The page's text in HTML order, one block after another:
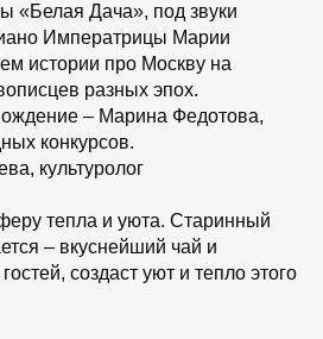
«Белая Дача», под звуки
Императрицы Марии
истории про Москву на
разных эпох.
– Марина Федотова,
конкурсов.
культуролог
тепла и уюта. Старинный
– вкуснейший чай и
создаст уют и тепло этого